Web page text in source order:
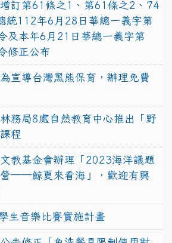
增訂第61條之1、第61條之2、74
統112年6月28日華總一義字第
及本年6月21日華總一義字第
修正公布
宣導台灣黑熊保育，辦理免費
務局8處自然教育中心推出「野
程
教基金會辦理「2023海洋議題
營──鯨夏來看海」，歡迎有興
生音樂比賽實施計畫